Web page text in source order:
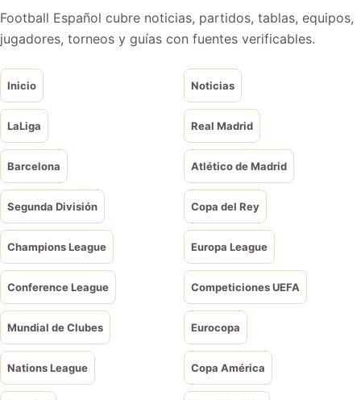
Football Español cubre noticias, partidos, tablas, equipos,
jugadores, torneos y guías con fuentes verificables.
Inicio Noticias
LaLiga Real Madrid
Barcelona Atlético de Madrid
Segunda División Copa del Rey
Champions League Europa League
Conference League Competiciones UEFA
Mundial de Clubes Eurocopa
Nations League Copa América